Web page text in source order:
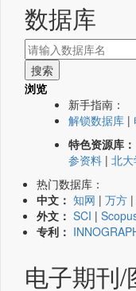
数据库
浏览
新手指南：
解锁数据库 |
特色资源库：
参资料 | 北
热门数据库：
中文： 知网 | 万方 |
外文： SCI |
专利：
电子期刊/